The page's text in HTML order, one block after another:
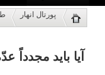
خانه
درباره ما
پورتال انهار طلاق,